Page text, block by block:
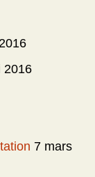
2016
7 mars